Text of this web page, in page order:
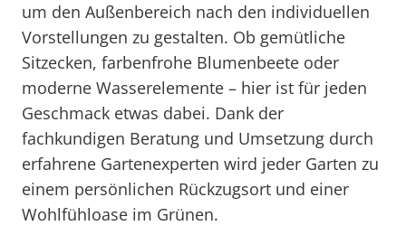
um den Außenbereich nach den individuellen
Vorstellungen zu gestalten. Ob gemütliche
Sitzecken, farbenfrohe Blumenbeete oder
moderne Wasserelemente – hier ist für jeden
Geschmack etwas dabei. Dank der
fachkundigen Beratung und Umsetzung durch
erfahrene Gartenexperten wird jeder Garten zu
einem persönlichen Rückzugsort und einer
Wohlfühloase im Grünen.